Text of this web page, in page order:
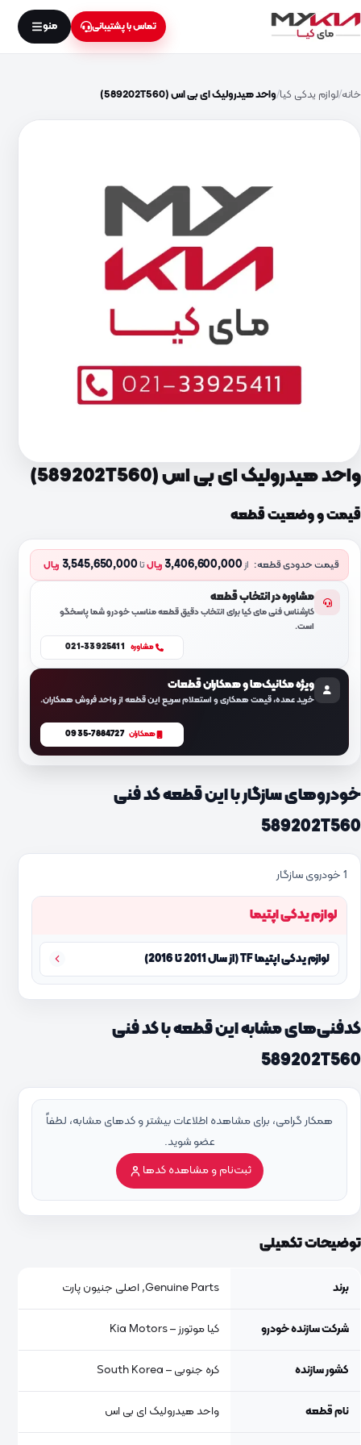
تماس با پشتیبانی منو
خانه لوازم یدکی کیا واحد هیدرولیک ای بی اس (589202T560)
واحد هیدرولیک ای بی اس (589202T560)
قیمت و وضعیت قطعه
قیمت حدودی قطعه: از3,406,600,000 ریالتا3,545,650,000 ریال
مشاوره در انتخاب قطعه
کارشناس فنی مای کیا برای انتخاب دقیق قطعه مناسب خودرو شما پاسخگو
است.
مشاوره 021-33925411
ویژه مکانیک‌ها و همکاران قطعات
خرید عمده، قیمت همکاری و استعلام سریع این قطعه از واحد فروش همکاران.
همکاران 0935-7884727
خودروهای سازگار با این قطعه کد فنی
589202T560
1 خودروی سازگار
لوازم یدکی اپتیما
لوازم یدکی اپتیما TF (از سال 2011 تا 2016)
کدفنی‌های مشابه این قطعه با کد فنی
589202T560
همکار گرامی، برای مشاهده اطلاعات بیشتر و کدهای مشابه، لطفاً
عضو شوید.
ثبت‌نام و مشاهده کدها
توضیحات تکمیلی
برند Genuine Parts, اصلی جنیون پارت
شرکت سازنده خودرو کیا موتورز – Kia Motors
کشور سازنده کره جنوبی – South Korea
نام قطعه واحد هیدرولیک ای بی اس